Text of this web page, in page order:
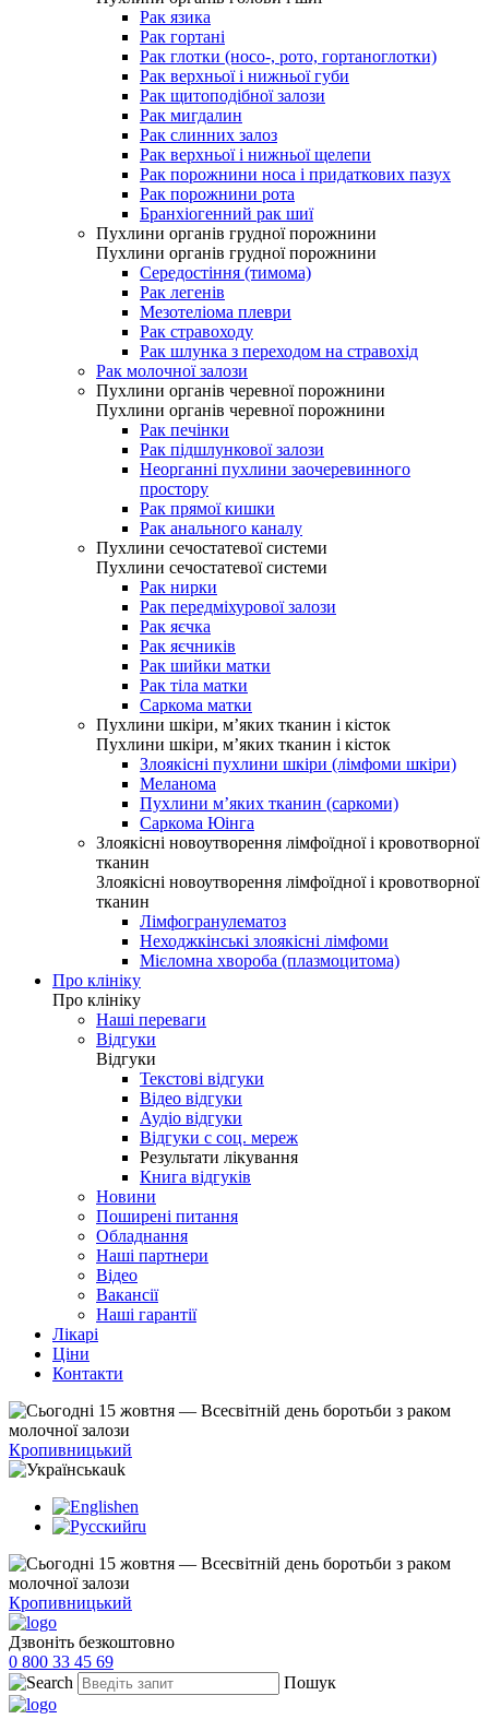
Рак язика
Рак гортані
Рак глотки (носо-, рото, гортаноглотки)
Рак верхньої і нижньої губи
Рак щитоподібної залози
Рак мигдалин
Рак слинних залоз
Рак верхньої і нижньої щелепи
Рак порожнини носа і придаткових пазух
Рак порожнини рота
Бранхіогенний рак шиї
Пухлини органів грудної порожнини
Пухлини органів грудної порожнини
Середостіння (тимома)
Рак легенів
Мезотеліома плеври
Рак стравоходу
Рак шлунка з переходом на стравохід
Рак молочної залози
Пухлини органів черевної порожнини
Пухлини органів черевної порожнини
Рак печінки
Рак підшлункової залози
Неорганні пухлини заочеревинного
простору
Рак прямої кишки
Рак анального каналу
Пухлини сечостатевої системи
Пухлини сечостатевої системи
Рак нирки
Рак передміхурової залози
Рак яєчка
Рак яєчників
Рак шийки матки
Рак тіла матки
Саркома матки
Пухлини шкіри, м’яких тканин і кісток
Пухлини шкіри, м’яких тканин і кісток
Злоякісні пухлини шкіри (лімфоми шкіри)
Меланома
Пухлини м’яких тканин (саркоми)
Саркома Юінга
Злоякісні новоутворення лімфоїдної і кровотворної
тканин
Злоякісні новоутворення лімфоїдної і кровотворної
тканин
Лімфогранулематоз
Неходжкінські злоякісні лімфоми
Мієломна хвороба (плазмоцитома)
Про клініку
Про клініку
Наші переваги
Відгуки
Відгуки
Текстові відгуки
Відео відгуки
Аудіо відгуки
Відгуки с соц. мереж
Результати лікування
Книга відгуків
Новини
Поширені питання
Обладнання
Наші партнери
Відео
Вакансії
Наші гарантії
Лікарі
Ціни
Контакти
Кропивницький
uk
en
ru
Кропивницький
Дзвоніть безкоштовно
0 800 33 45 69
Пошук